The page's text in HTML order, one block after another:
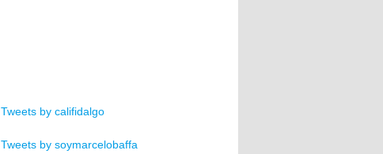
Tweets by califidalgo
Tweets by soymarcelobaffa